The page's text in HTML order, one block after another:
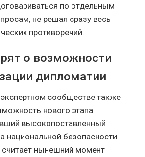
по отдельным
не решая сразу весь
противоречий.
о возможности
дипломатии
сообществе также
нового этапа
высокопоставленный
национальной безопасности
нынешний момент